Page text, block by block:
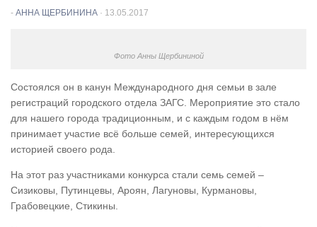
- АННА ЩЕРБИНИНА · 13.05.2017
Фото Анны Щербининой
Состоялся он в канун Международного дня семьи в зале
регистраций городского отдела ЗАГС. Мероприятие это стало
для нашего города традиционным, и с каждым годом в нём
принимает участие всё больше семей, интересующихся
историей своего рода.
На этот раз участниками конкурса стали семь семей –
Сизиковы, Путинцевы, Ароян, Лагуновы, Курмановы,
Грабовецкие, Стикины.